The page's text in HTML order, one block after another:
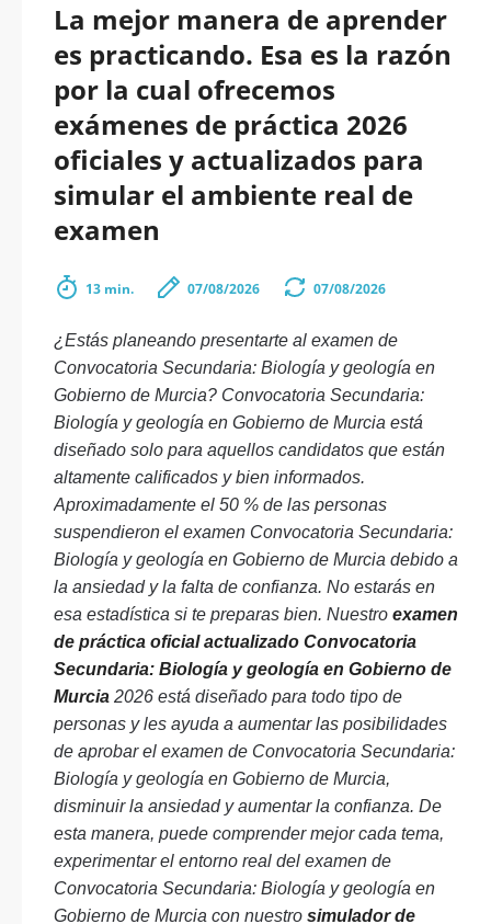
La mejor manera de aprender
es practicando. Esa es la razón
por la cual ofrecemos
exámenes de práctica 2026
oficiales y actualizados para
simular el ambiente real de
examen
13 min. 07/08/2026 07/08/2026
¿Estás planeando presentarte al examen de
Convocatoria Secundaria: Biología y geología en
Gobierno de Murcia? Convocatoria Secundaria:
Biología y geología en Gobierno de Murcia está
diseñado solo para aquellos candidatos que están
altamente calificados y bien informados.
Aproximadamente el 50 % de las personas
suspendieron el examen Convocatoria Secundaria:
Biología y geología en Gobierno de Murcia debido a
la ansiedad y la falta de confianza. No estarás en
esa estadística si te preparas bien. Nuestro examen
de práctica oficial actualizado Convocatoria
Secundaria: Biología y geología en Gobierno de
Murcia 2026 está diseñado para todo tipo de
personas y les ayuda a aumentar las posibilidades
de aprobar el examen de Convocatoria Secundaria:
Biología y geología en Gobierno de Murcia,
disminuir la ansiedad y aumentar la confianza. De
esta manera, puede comprender mejor cada tema,
experimentar el entorno real del examen de
Convocatoria Secundaria: Biología y geología en
Gobierno de Murcia con nuestro simulador de